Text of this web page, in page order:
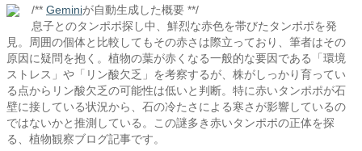
/** Geminiが自動生成した概要 **/
息子とのタンポポ探し中、鮮烈な赤色を帯びたタンポポを発
見。周囲の個体と比較してもその赤さは際立っており、筆者はその
原因に疑問を抱く。植物の葉が赤くなる一般的な要因である「環境
ストレス」や「リン酸欠乏」を考察するが、株がしっかり育ってい
る点からリン酸欠乏の可能性は低いと判断。特に赤いタンポポが石
壁に接している状況から、石の冷たさによる寒さが影響しているの
ではないかと推測している。この謎多き赤いタンポポの正体を探
る、植物観察ブログ記事です。